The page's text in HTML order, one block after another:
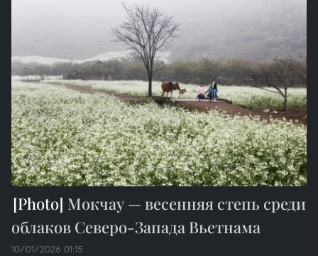
Мокчау — весенняя степь среди
облаков Северо-Запада Вьетнама
10/01/2026 01:15